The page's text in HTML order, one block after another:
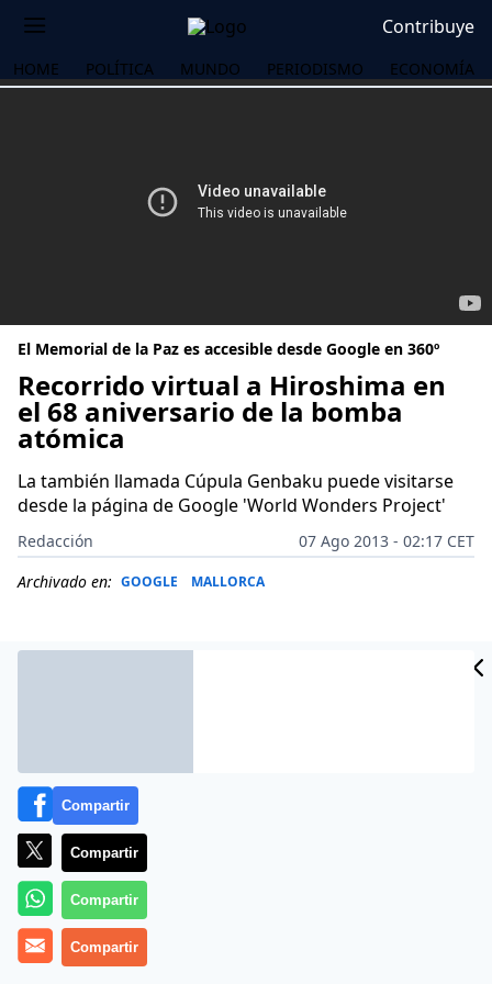
Contribuye
HOME POLÍTICA MUNDO PERIODISMO ECONOMÍA
El Memorial de la Paz es accesible desde Google en 360º
Recorrido virtual a Hiroshima en
el 68 aniversario de la bomba
atómica
La también llamada Cúpula Genbaku puede visitarse
desde la página de Google 'World Wonders Project'
Redacción
07 Ago 2013 - 02:17 CET
Archivado en: GOOGLE MALLORCA
Más información
Compartir
Compartir
Compartir
Compartir